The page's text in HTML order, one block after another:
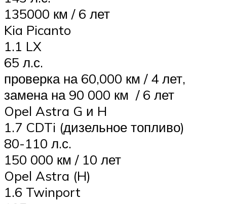
135000 км / 6 лет
Kia Picanto
1.1 LX
65 л.с.
проверка на 60,000 км / 4 лет,
замена на 90 000 км / 6 лет
Opel Astra G и H
1.7 CDTi (дизельное топливо)
80-110 л.с.
150 000 км / 10 лет
Opel Astra (H)
1.6 Twinport